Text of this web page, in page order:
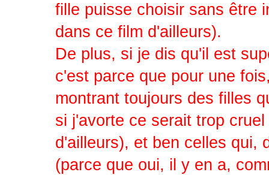
fille puisse choisir sans être
dans ce film d'ailleurs).
De plus, si je dis qu'il est
c'est parce que pour une
montrant toujours des filles
si j'avorte ce serait trop
d'ailleurs), et ben celles qui,
(parce que oui, il y en a,